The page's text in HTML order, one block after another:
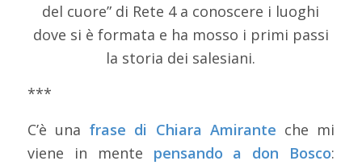
del cuore” di Rete 4 a conoscere i luoghi
dove si è formata e ha mosso i primi passi
la storia dei salesiani.
***
C’è una frase di Chiara Amirante che mi
viene in mente pensando a don Bosco: